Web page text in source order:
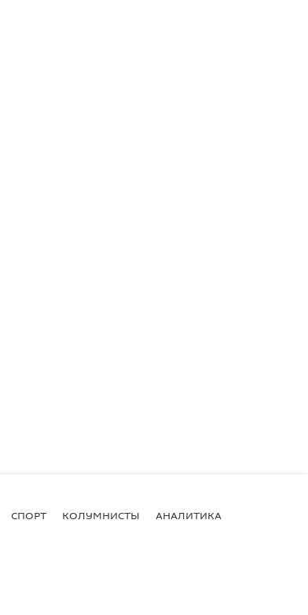
СПОРТ КОЛУМНИСТЫ АНАЛИТИКА